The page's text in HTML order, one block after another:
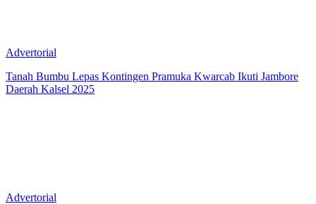
Advertorial
Tanah Bumbu Lepas Kontingen Pramuka Kwarcab Ikuti Jambore
Daerah Kalsel 2025
Advertorial